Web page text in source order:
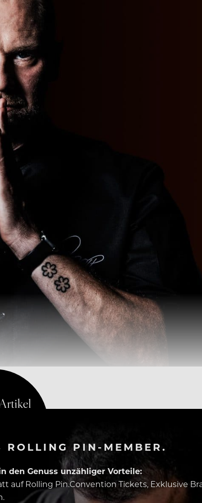
ROLLING PIN-MEMBER.
den Genuss unzähliger Vorteile:
auf Rolling Pin.Convention Tickets, Exklusive